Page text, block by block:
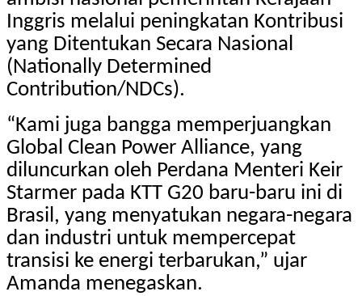
Inggris melalui peningkatan Kontribusi
yang Ditentukan Secara Nasional
(Nationally Determined
Contribution/NDCs).
“Kami juga bangga memperjuangkan
Global Clean Power Alliance, yang
diluncurkan oleh Perdana Menteri Keir
Starmer pada KTT G20 baru-baru ini di
Brasil, yang menyatukan negara-negara
dan industri untuk mempercepat
transisi ke energi terbarukan,” ujar
Amanda menegaskan.